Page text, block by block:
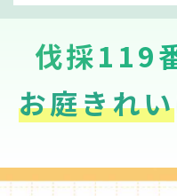
伐採119
お庭きれい